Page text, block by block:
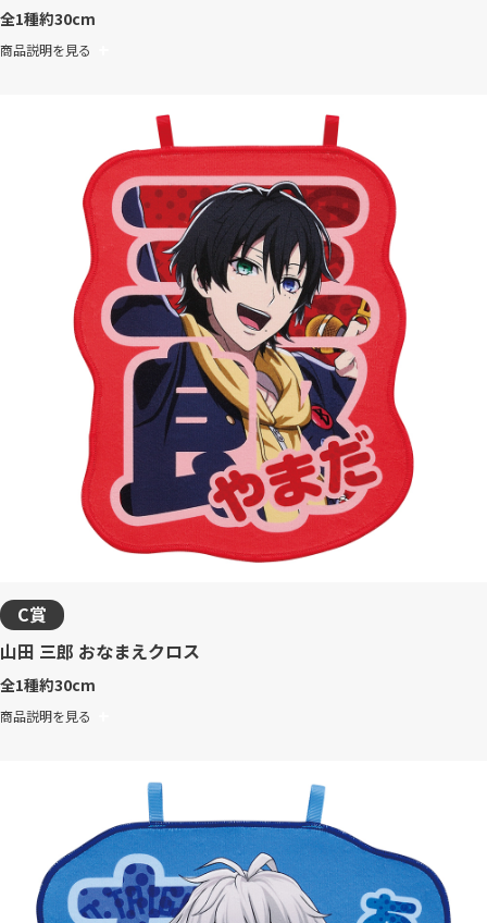
全1種約30cm
商品説明を見る
C賞
山田 三郎 おなまえクロス
全1種約30cm
商品説明を見る